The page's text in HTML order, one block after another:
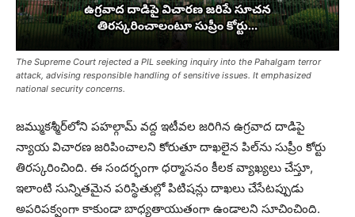
The Supreme Court rejected a PIL seeking inquiry into the Pahalgam terror
attack, advising responsible handling of sensitive issues. It emphasized
national security concerns.
జమ్ముకశ్మీర్‌లోని పహల్గామ్ వద్ద ఇటీవల జరిగిన ఉగ్రవాద దాడిపై
న్యాయ విచారణ జరిపించాలని కోరుతూ దాఖలైన పిల్‌ను సుప్రీం కోర్టు
తిరస్కరించింది. ఈ సందర్భంగా ధర్మాసనం కీలక వ్యాఖ్యలు చేస్తూ,
ఇలాంటి సున్నితమైన పరిస్థితుల్లో పిటిషన్లు దాఖలు చేసేటప్పుడు
అపరిపక్వంగా కాకుండా బాధ్యతాయుతంగా ఉండాల‌ని సూచించింది.